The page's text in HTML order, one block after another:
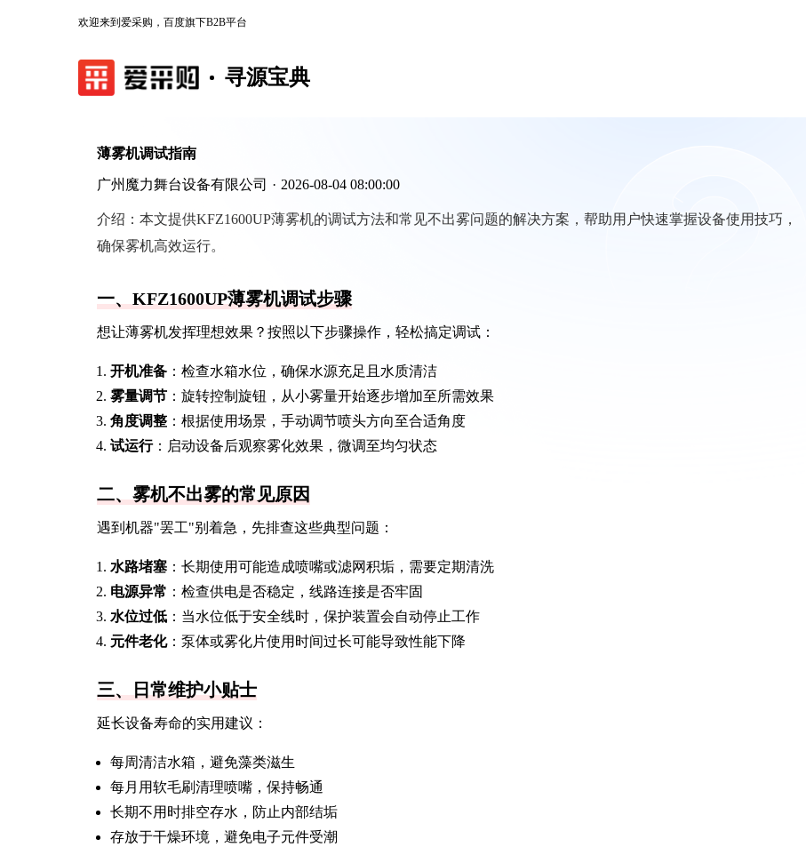
欢迎来到爱采购，百度旗下B2B平台
寻源宝典
薄雾机调试指南
广州魔力舞台设备有限公司 · 2026-08-04 08:00:00
介绍： 本文提供KFZ1600UP薄雾机的调试方法和常见不出雾问题的解决方案，帮助用户快速掌握设备使用技巧，
确保雾机高效运行。
一、KFZ1600UP薄雾机调试步骤
想让薄雾机发挥理想效果？按照以下步骤操作，轻松搞定调试：
开机准备 ：检查水箱水位，确保水源充足且水质清洁
雾量调节 ：旋转控制旋钮，从小雾量开始逐步增加至所需效果
角度调整 ：根据使用场景，手动调节喷头方向至合适角度
试运行：启动设备后观察雾化效果，微调至均匀状态
二、雾机不出雾的常见原因
遇到机器"罢工"别着急，先排查这些典型问题：
水路堵塞 ：长期使用可能造成喷嘴或滤网积垢，需要定期清洗
电源异常 ：检查供电是否稳定，线路连接是否牢固
水位过低 ：当水位低于安全线时，保护装置会自动停止工作
元件老化：泵体或雾化片使用时间过长可能导致性能下降
三、日常维护小贴士
延长设备寿命的实用建议：
每周清洁水箱，避免藻类滋生
每月用软毛刷清理喷嘴，保持畅通
长期不用时排空存水，防止内部结垢
存放于干燥环境，避免电子元件受潮